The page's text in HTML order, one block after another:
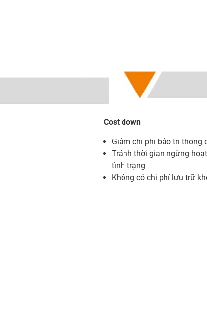
Cost down
Giảm chi phí bảo trì thông
Tránh thời gian ngừng
tình trạng
Không có chi phí lưu trữ